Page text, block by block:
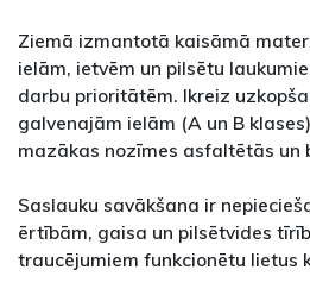
Ziemā izmantotā kaisāmā
ielām, ietvēm un pilsētu
darbu prioritātēm. Ikreiz
galvenajām ielām (A un B
mazākas nozīmes asfaltētās un
Saslauku savākšana ir
ērtībām, gaisa un pilsētvides
traucējumiem funkcionētu lietus